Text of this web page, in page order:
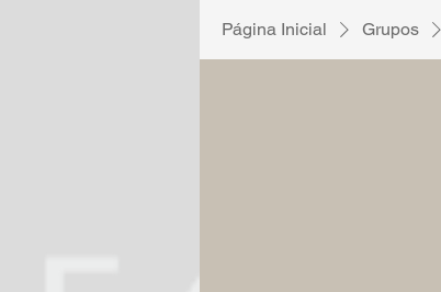
Página Inicial Grupos